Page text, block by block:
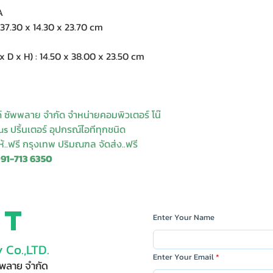
x 14.30 x 23.70 cm
x H) : 14.50 x 38.00 x 23.50 cm
ซัพพลาย จำกัด จำหน่ายคอมพิวเตอร์ โน๊
ปริ้นเตอร์ อุปกรณ์ไอทีทุกชนิด
..ฟรี กรุงเทพ ปริมณฑล จัดส่ง..ฟรี
713 6350
ลาย จำกัด
Enter Your Name
Enter Your Email